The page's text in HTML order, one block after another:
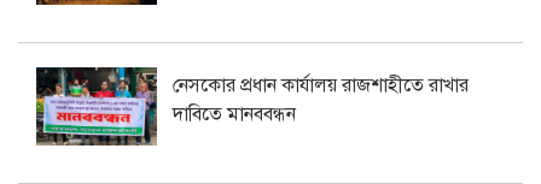
নেসকোর প্রধান কার্যালয় রাজশাহীতে রাখার
দাবিতে মানববন্ধন